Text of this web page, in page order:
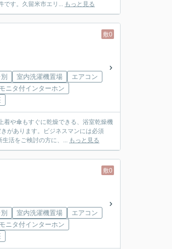
です。久留米市エリ... もっと見る
敷0
室内洗濯機置場
エアコン
ニタ付インターホン
着や傘もすぐに乾燥できる、浴室乾燥機
があります。ビジネスマンには必須
活をご検討の方に、... もっと見る
敷0
室内洗濯機置場
エアコン
ニタ付インターホン